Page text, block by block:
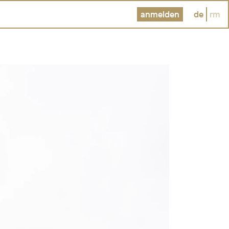
anmelden de rm